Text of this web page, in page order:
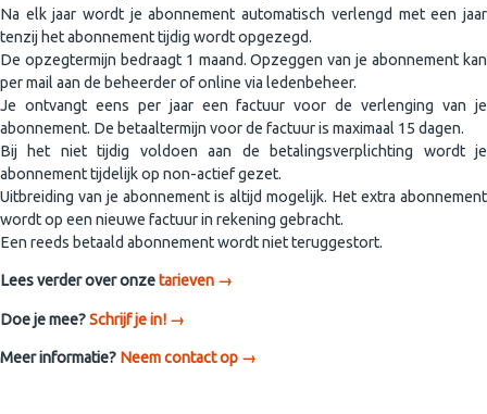
Na elk jaar wordt je abonnement automatisch verlengd met een jaar
tenzij het abonnement tijdig wordt opgezegd.
De opzegtermijn bedraagt 1 maand. Opzeggen van je abonnement kan
per mail aan de beheerder of online via ledenbeheer.
Je ontvangt eens per jaar een factuur voor de verlenging van je
abonnement. De betaaltermijn voor de factuur is maximaal 15 dagen.
Bij het niet tijdig voldoen aan de betalingsverplichting wordt je
abonnement tijdelijk op non-actief gezet.
Uitbreiding van je abonnement is altijd mogelijk. Het extra abonnement
wordt op een nieuwe factuur in rekening gebracht.
Een reeds betaald abonnement wordt niet teruggestort.
Lees verder over onzetarieven →
Doe je mee?Schrijf je in! →
Meer informatie? Neem contact op →